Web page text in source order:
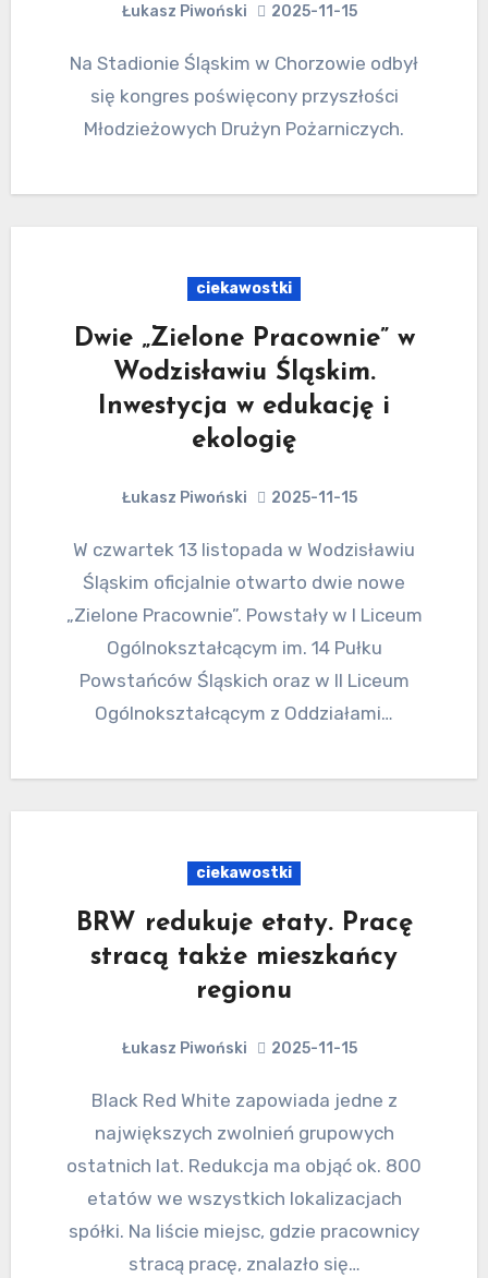
Łukasz Piwoński 2025-11-15
Na Stadionie Śląskim w Chorzowie odbył
się kongres poświęcony przyszłości
Młodzieżowych Drużyn Pożarniczych.
ciekawostki
Dwie „Zielone Pracownie” w
Wodzisławiu Śląskim.
Inwestycja w edukację i
ekologię
Łukasz Piwoński 2025-11-15
W czwartek 13 listopada w Wodzisławiu
Śląskim oficjalnie otwarto dwie nowe
„Zielone Pracownie”. Powstały w I Liceum
Ogólnokształcącym im. 14 Pułku
Powstańców Śląskich oraz w II Liceum
Ogólnokształcącym z Oddziałami…
ciekawostki
BRW redukuje etaty. Pracę
stracą także mieszkańcy
regionu
Łukasz Piwoński 2025-11-15
Black Red White zapowiada jedne z
największych zwolnień grupowych
ostatnich lat. Redukcja ma objąć ok. 800
etatów we wszystkich lokalizacjach
spółki. Na liście miejsc, gdzie pracownicy
stracą pracę, znalazło się…